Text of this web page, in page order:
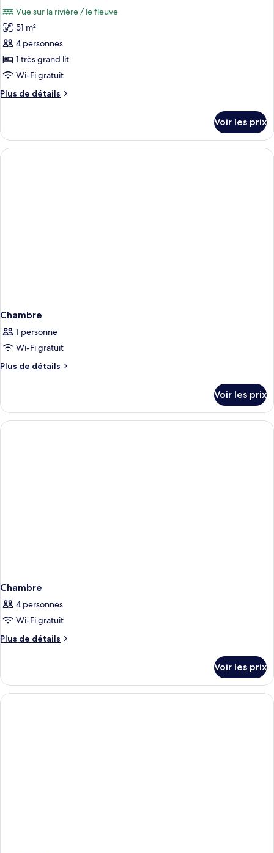
Chambre
Double
vue
fleuve
les
photos
pour
ce
type
chambre :
fleuve
(Emperor)
Vue sur la rivière / le fleuve
51 m²
4 personnes
1 très grand lit
Wi-Fi gratuit
Plus de détails
Plus
le
type
de
Voir les prix
Chambre
1 personne
Wi-Fi gratuit
Plus de détails
Plus
le
type
de
Voir les prix
Chambre
4 personnes
Wi-Fi gratuit
Plus de détails
Plus
le
type
de
Voir les prix